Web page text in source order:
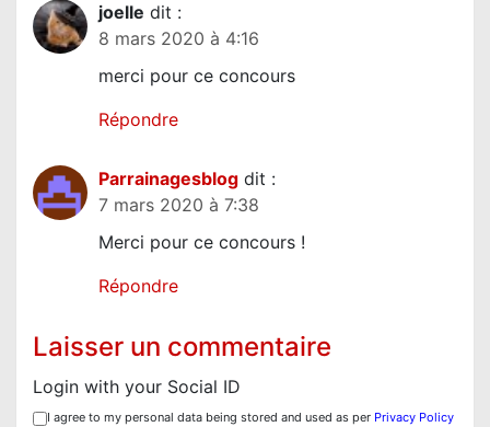
joelle dit :
8 mars 2020 à 4:16
merci pour ce concours
Répondre
Parrainagesblog dit :
7 mars 2020 à 7:38
Merci pour ce concours !
Répondre
Laisser un commentaire
Login with your Social ID
I agree to my personal data being stored and used as per Privacy Policy